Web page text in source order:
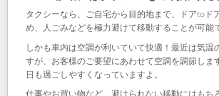
タクシーなら、ご自宅から目的地まで、ドアtoド
め、人ごみなどを極力避けて移動することが可能
しかも車内は空調が利いていて快適！最近は気温
すが、お客様のご要望にあわせて空調を調節しま
日も過ごしやすくなっていますよ。
仕事やお買い物など、避けられない移動にはもち